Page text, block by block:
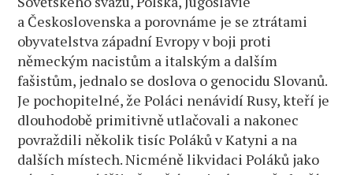
a Československa a porovnáme je se ztrátami
obyvatelstva západní Evropy v boji proti
německým nacistům a italským a dalším
fašistům, jednalo se doslova o genocidu Slovanů.
Je pochopitelné, že Poláci nenávidí Rusy, kteří je
dlouhodobě primitivně utlačovali a nakonec
povraždili několik tisíc Poláků v Katyni a na
dalších místech. Nicméně likvidaci Poláků jako